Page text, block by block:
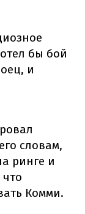
бы бой
и
словам,
ринге и
Комми.